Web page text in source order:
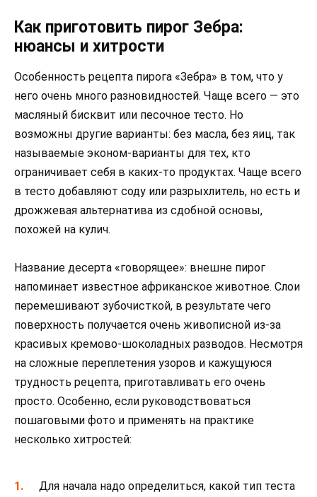
Как приготовить пирог Зебра:
нюансы и хитрости
Особенность рецепта пирога «Зебра» в том, что у
него очень много разновидностей. Чаще всего — это
масляный бисквит или песочное тесто. Но
возможны другие варианты: без масла, без яиц, так
называемые эконом-варианты для тех, кто
ограничивает себя в каких-то продуктах. Чаще всего
в тесто добавляют соду или разрыхлитель, но есть и
дрожжевая альтернатива из сдобной основы,
похожей на кулич.
Название десерта «говорящее»: внешне пирог
напоминает известное африканское животное. Слои
перемешивают зубочисткой, в результате чего
поверхность получается очень живописной из-за
красивых кремово-шоколадных разводов. Несмотря
на сложные переплетения узоров и кажущуюся
трудность рецепта, приготавливать его очень
просто. Особенно, если руководствоваться
пошаговыми фото и применять на практике
несколько хитростей:
Для начала надо определиться, какой тип теста